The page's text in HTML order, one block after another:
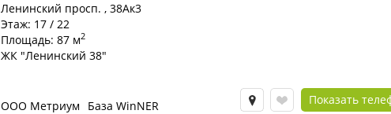
Ленинский просп. , 38Ак3
Этаж: 17 / 22
Площадь: 87 м2
ЖК "Ленинский 38"
ООО Метриум База WinNER Показать